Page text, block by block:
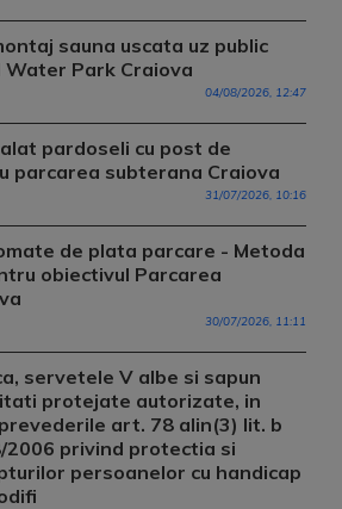
sauna uscata uz public
Park Craiova
04/08/2026, 12:47
pardoseli cu post de
parcarea subterana Craiova
31/07/2026, 10:16
de plata parcare - Metoda
obiectivul Parcarea
30/07/2026, 11:11
servetele V albe si sapun
protejate autorizate, in
art. 78 alin(3) lit. b
2006 privind protectia si
persoanelor cu handicap